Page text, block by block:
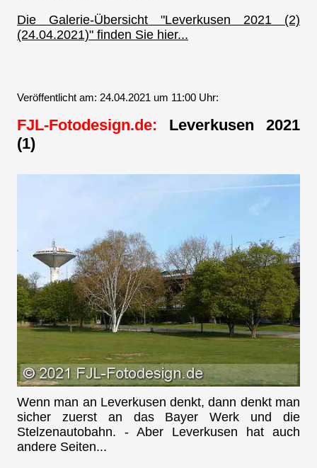
Die Galerie-Übersicht "Leverkusen 2021 (2)
(24.04.2021)" finden Sie hier...
Veröffentlicht am: 24.04.2021 um 11:00 Uhr:
FJL-Fotodesign.de: Leverkusen 2021
(1)
Wenn man an Leverkusen denkt, dann denkt man
sicher zuerst an das Bayer Werk und die
Stelzenautobahn. - Aber Leverkusen hat auch
andere Seiten...